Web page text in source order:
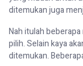
ditemukanjuga
Nahitulahbeberapa
pilih. Selain kaya
ditemukan.